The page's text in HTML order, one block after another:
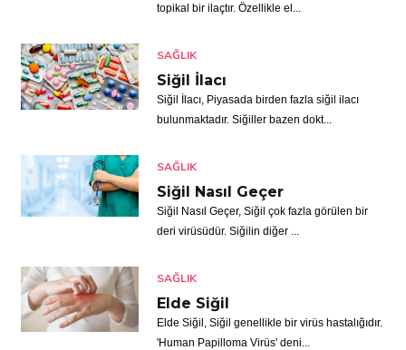
topikal bir ilaçtır. Özellikle el...
SAĞLIK
Siğil İlacı
Siğil İlacı, Piyasada birden fazla siğil ilacı
bulunmaktadır. Siğiller bazen dokt...
SAĞLIK
Siğil Nasıl Geçer
Siğil Nasıl Geçer, Siğil çok fazla görülen bir
deri virüsüdür. Siğilin diğer ...
SAĞLIK
Elde Siğil
Elde Siğil, Siğil genellikle bir virüs hastalığıdır.
'Human Papilloma Virüs' deni...